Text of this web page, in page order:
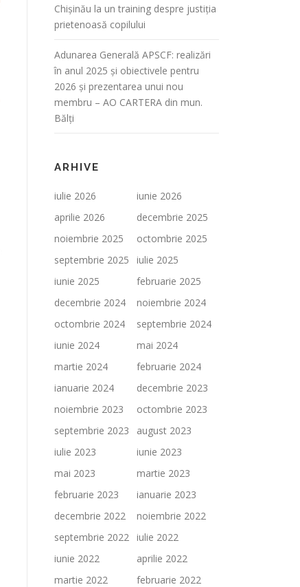
Chișinău la un training despre justiția
prietenoasă copilului
Adunarea Generală APSCF: realizări
în anul 2025 și obiectivele pentru
2026 și prezentarea unui nou
membru – AO CARTERA din mun.
Bălți
ARHIVE
iulie 2026
iunie 2026
aprilie 2026
decembrie 2025
noiembrie 2025
octombrie 2025
septembrie 2025
iulie 2025
iunie 2025
februarie 2025
decembrie 2024
noiembrie 2024
octombrie 2024
septembrie 2024
iunie 2024
mai 2024
martie 2024
februarie 2024
ianuarie 2024
decembrie 2023
noiembrie 2023
octombrie 2023
septembrie 2023
august 2023
iulie 2023
iunie 2023
mai 2023
martie 2023
februarie 2023
ianuarie 2023
decembrie 2022
noiembrie 2022
septembrie 2022 iulie 2022
iunie 2022
aprilie 2022
martie 2022
februarie 2022